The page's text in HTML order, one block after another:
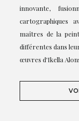
innovante,
cartographiques
maîtres de la
différentes dans
œuvres d'Ikella